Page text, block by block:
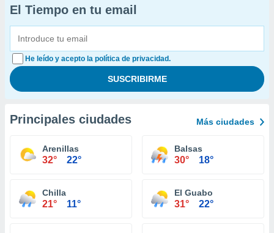
El Tiempo en tu email
He leído y acepto la política de privacidad.
Principales ciudades Más ciudades
Arenillas
32° 22°
Balsas
30° 18°
Chilla
21° 11°
El Guabo
31° 22°